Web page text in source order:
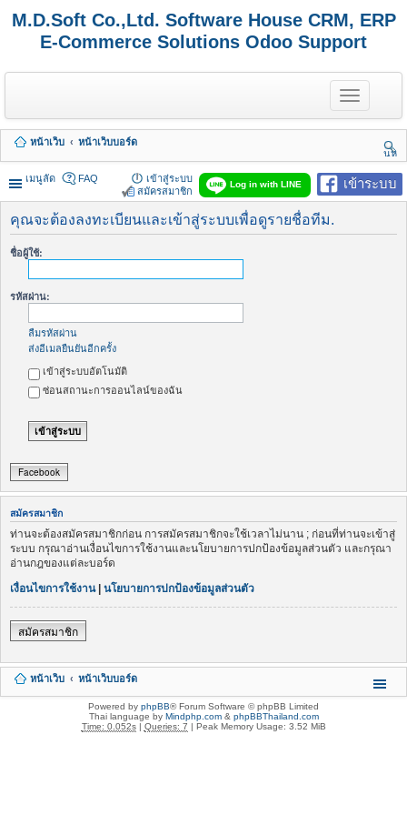
M.D.Soft Co.,Ltd. Software House CRM, ERP
E-Commerce Solutions Odoo Support
T
o
g
e
n
a
v
g
หน้าเว็บ
หน้าเว็บบอร์ด
นห
า
เมนูลัด
เข้าระบบ
Log in with LINE
FAQ
เข้าสู่ระบบ
สมัครสมาชิก
คุณจะต้องลงทะเบียนและเข้าสู่ระบบเพื่อดูรายชื่อทีม.
ชื่อผู้ใช้:
รหัสผ่าน:
ลืมรหัสผ่าน
ส่งอีเมลยืนยันอีกครั้ง
เข้าสู่ระบบอัตโนมัติ
ซ่อนสถานะการออนไลน์ของฉัน
Facebook
สมัครสมาชิก
ท่านจะต้องสมัครสมาชิกก่อน การสมัครสมาชิกจะใช้เวลาไม่นาน ; ก่อนที่ท่านจะเข้าสู่
ระบบ กรุณาอ่านเงื่อนไขการใช้งานและนโยบายการปกป้องข้อมูลส่วนตัว และกรุณา
อ่านกฎของแต่ละบอร์ด
เงื่อนไขการใช้งาน| นโยบายการปกป้องข้อมูลส่วนตัว
สมัครสมาชิก
หน้าเว็บ หน้าเว็บบอร์ด
Powered by phpBB® Forum Software © phpBB Limited
Thai language by Mindphp.com& phpBBThailand.com
Time: 0.052s| Queries: 7 | Peak Memory Usage: 3.52 MiB